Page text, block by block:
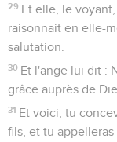
29 Et elle, le
raisonnait en elle-
salutation.
30 Et l'ange lui dit :
grâce auprès de
31 Et voici, tu
fils, et tu appelleras